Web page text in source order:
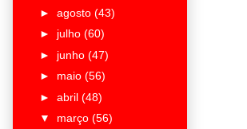
► agosto (43)
► julho (60)
► junho (47)
► maio (56)
► abril (48)
▼ março (56)